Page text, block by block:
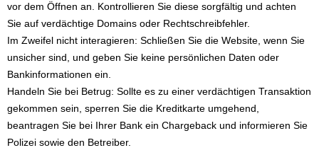
vor dem Öffnen an. Kontrollieren Sie diese sorgfältig und achten
Sie auf verdächtige Domains oder Rechtschreibfehler.
Im Zweifel nicht interagieren: Schließen Sie die Website, wenn Sie
unsicher sind, und geben Sie keine persönlichen Daten oder
Bankinformationen ein.
Handeln Sie bei Betrug: Sollte es zu einer verdächtigen Transaktion
gekommen sein, sperren Sie die Kreditkarte umgehend,
beantragen Sie bei Ihrer Bank ein Chargeback und informieren Sie
Polizei sowie den Betreiber.